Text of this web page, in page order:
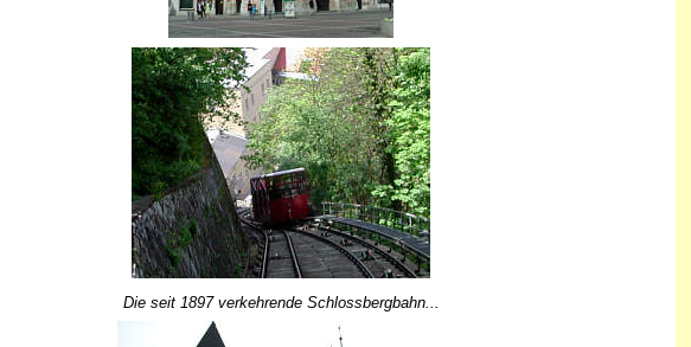
Die seit 1897 verkehrende Schlossbergbahn...